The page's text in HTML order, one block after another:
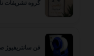
گروه تشریفات
فن سانتریفیوژ